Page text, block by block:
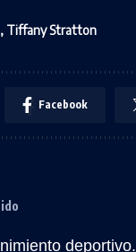
, Tiffany Stratton
Facebook
deportivo.